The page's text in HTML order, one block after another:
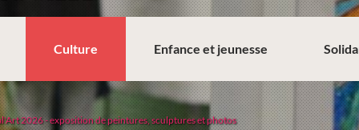
Culture Enfance et jeunesse
2026 - exposition de peintures, sculptures et photos